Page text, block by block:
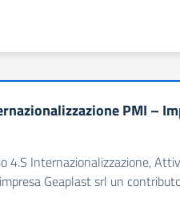
PMI –
Internazionalizzazione,
Geaplast srl un